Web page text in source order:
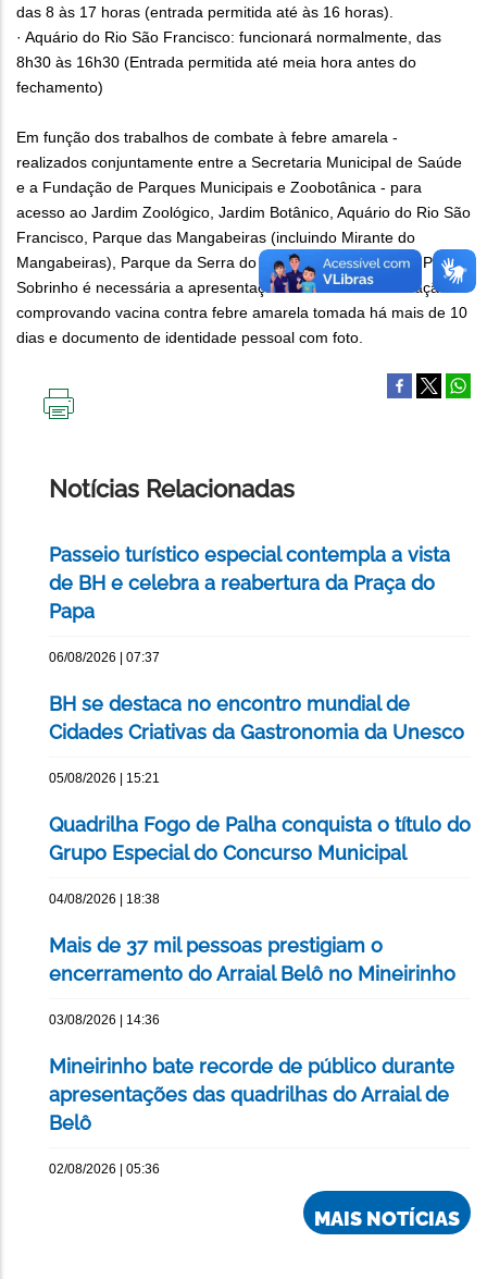
das 8 às 17 horas (entrada permitida até às 16 horas).
· Aquário do Rio São Francisco: funcionará normalmente, das
8h30 às 16h30 (Entrada permitida até meia hora antes do
fechamento)
Em função dos trabalhos de combate à febre amarela -
realizados conjuntamente entre a Secretaria Municipal de Saúde
e a Fundação de Parques Municipais e Zoobotânica - para
acesso ao Jardim Zoológico, Jardim Botânico, Aquário do Rio São
Francisco, Parque das Mangabeiras (incluindo Mirante do
Mangabeiras), Parque da Serra do Curral e Parque Aggeo Pio
Sobrinho é necessária a apresentação do cartão de vacinação
comprovando vacina contra febre amarela tomada há mais de 10
dias e documento de identidade pessoal com foto.
Notícias Relacionadas
Passeio turístico especial contempla a vista
de BH e celebra a reabertura da Praça do
Papa
06/08/2026 | 07:37
BH se destaca no encontro mundial de
Cidades Criativas da Gastronomia da Unesco
05/08/2026 | 15:21
Quadrilha Fogo de Palha conquista o título do
Grupo Especial do Concurso Municipal
04/08/2026 | 18:38
Mais de 37 mil pessoas prestigiam o
encerramento do Arraial Belô no Mineirinho
03/08/2026 | 14:36
Mineirinho bate recorde de público durante
apresentações das quadrilhas do Arraial de
Belô
02/08/2026 | 05:36
MAIS NOTÍCIAS